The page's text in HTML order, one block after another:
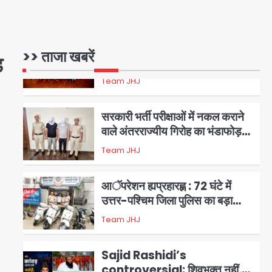
>> ताजा खबरें
2
3
सरकारी भर्ती परीक्षाओं में नकल कराने
मास्टरमाइंड समेत 7 गिरफ्तार
Team JHJ
4
आॅपरेशन ह्यप्रहारह्ण : 72 घंटे में
एक्शन
Team JHJ
5
Sajid Rashidi’s
आतंकवादी हैं’, मौलाना का कांवड़ियों पर
Avinash Kumar